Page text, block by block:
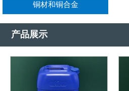
铜材和铜合金
产品展示